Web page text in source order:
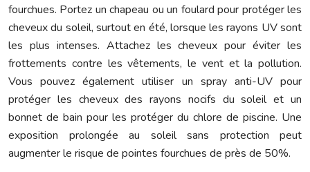
fourchues. Portez un chapeau ou un foulard pour protéger les
cheveux du soleil, surtout en été, lorsque les rayons UV sont
les plus intenses. Attachez les cheveux pour éviter les
frottements contre les vêtements, le vent et la pollution.
Vous pouvez également utiliser un spray anti-UV pour
protéger les cheveux des rayons nocifs du soleil et un
bonnet de bain pour les protéger du chlore de piscine. Une
exposition prolongée au soleil sans protection peut
augmenter le risque de pointes fourchues de près de 50%.